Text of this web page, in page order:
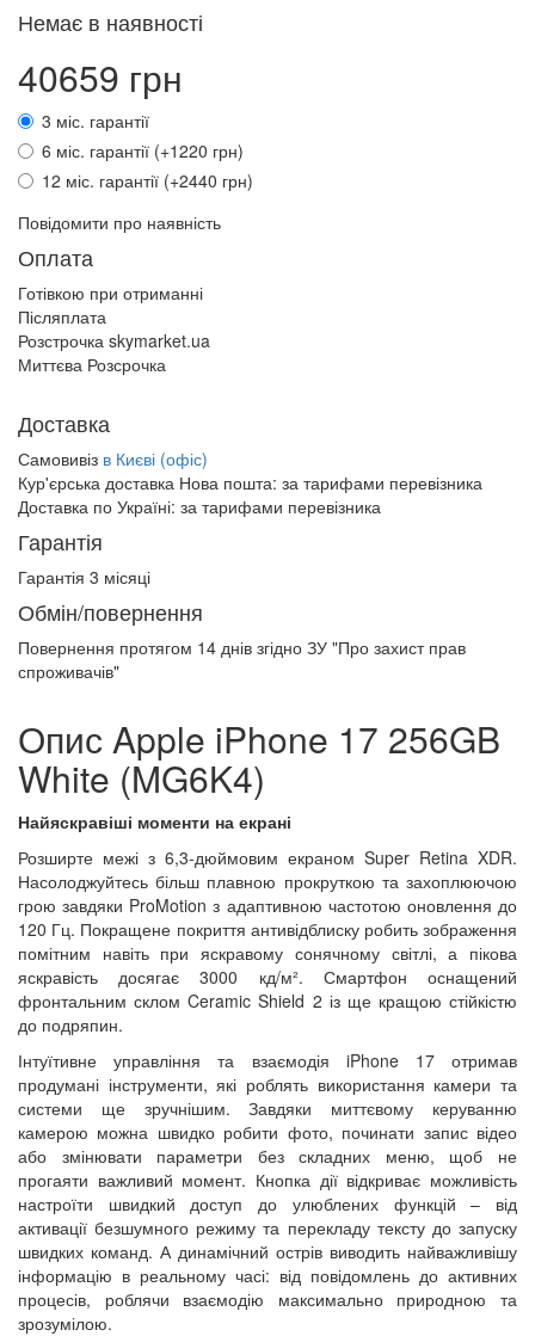
Немає в наявності
40659 грн
3 міс. гарантії
6 міс. гарантії (+1220 грн)
12 міс. гарантії (+2440 грн)
Повідомити про наявність
Оплата
Готівкою при отриманні
Післяплата
Розстрочка skymarket.ua
Миттєва Розсрочка
Доставка
Самовивіз в Києві (офіс)
Кур'єрська доставка Нова пошта: за тарифами перевізника
Доставка по Україні: за тарифами перевізника
Гарантія
Гарантія 3 місяці
Обмін/повернення
Повернення протягом 14 днів згідно ЗУ "Про захист прав
спроживачів"
Опис Apple iPhone 17 256GB
White (MG6K4)
Найяскравіші моменти на екрані
Розширте межі з 6,3-дюймовим екраном Super Retina XDR.
Насолоджуйтесь більш плавною прокруткою та захоплюючою
грою завдяки ProMotion з адаптивною частотою оновлення до
120 Гц. Покращене покриття антивідблиску робить зображення
помітним навіть при яскравому сонячному світлі, а пікова
яскравість досягає 3000 кд/м². Смартфон оснащений
фронтальним склом Ceramic Shield 2 із ще кращою стійкістю
до подряпин.
Інтуїтивне управління та взаємодія iPhone 17 отримав
продумані інструменти, які роблять використання камери та
системи ще зручнішим. Завдяки миттєвому керуванню
камерою можна швидко робити фото, починати запис відео
або змінювати параметри без складних меню, щоб не
прогаяти важливий момент. Кнопка дії відкриває можливість
настроїти швидкий доступ до улюблених функцій – від
активації безшумного режиму та перекладу тексту до запуску
швидких команд. А динамічний острів виводить найважливішу
інформацію в реальному часі: від повідомлень до активних
процесів, роблячи взаємодію максимально природною та
зрозумілою.